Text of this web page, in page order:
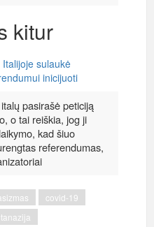
kitur
sulaukė
inicijuoti
pasirašė peticiją
o tai reiškia, jog ji
kad šiuo
referendumas,
covid-19